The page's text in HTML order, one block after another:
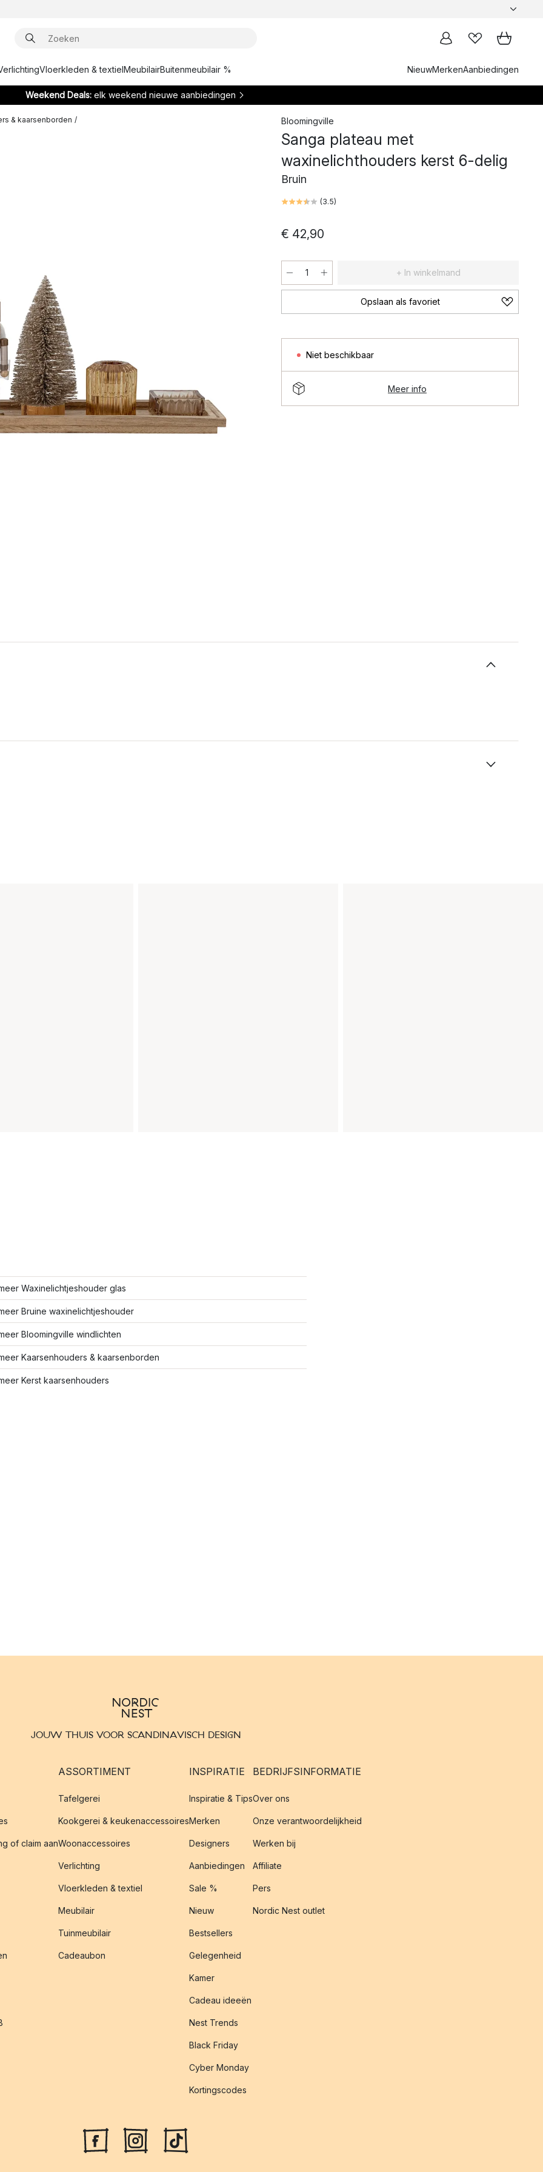
Vloerkleden & textielMeubilairBuitenmeubilair % NieuwMerkenAanbiedingen
Weekend Deals: elk weekend nieuwe aanbiedingen
& kaarsenborden / Bloomingville
Sanga plateau met
waxinelichthouders kerst 6-delig
Bruin
(3.5)
€ 42,90
+ In winkelmand
Opslaan als favoriet
Niet beschikbaar
Meer info
Waxinelichtjeshouder glas
Bruine waxinelichtjeshouder
Bloomingville windlichten
Kaarsenhouders & kaarsenborden
Kerst kaarsenhouders
JOUW THUIS VOOR SCANDINAVISCH DESIGN
of claim aan
ASSORTIMENT
Tafelgerei
Kookgerei & keukenaccessoires
Woonaccessoires
Verlichting
Vloerkleden & textiel
Meubilair
Tuinmeubilair
Cadeaubon
INSPIRATIE
Inspiratie & Tips
Merken
Designers
Aanbiedingen
Sale %
Nieuw
Bestsellers
Gelegenheid
Kamer
Cadeau ideeën
Nest Trends
Black Friday
Cyber Monday
Kortingscodes
BEDRIJFSINFORMATIE
Over ons
Onze verantwoordelijkheid
Werken bij
Affiliate
Pers
Nordic Nest outlet